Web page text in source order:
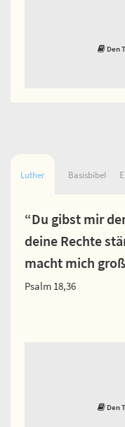
Den
Luther Basisbibel
“Du gibst mir
deine Rechte
macht mich
Psalm 18,36
Den